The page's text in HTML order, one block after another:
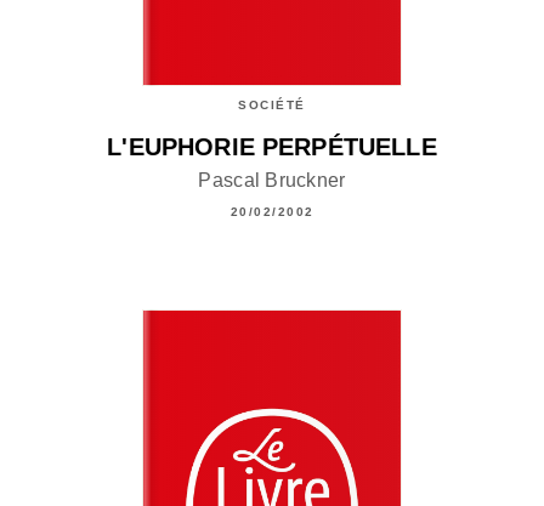
SOCIÉTÉ
L'EUPHORIE PERPÉTUELLE
Pascal Bruckner
20/02/2002